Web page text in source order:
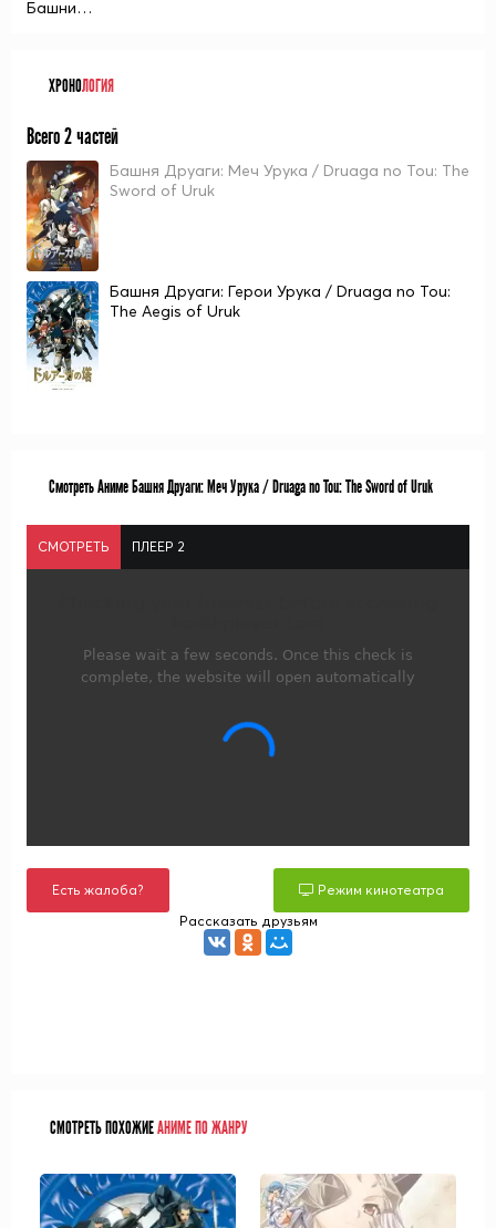
Башни…
ХРОНОЛОГИЯ
Всего 2 частей
Башня Друаги: Меч Урука / Druaga no Tou: The
Sword of Uruk
Башня Друаги: Герои Урука / Druaga no Tou:
The Aegis of Uruk
Смотреть Аниме Башня Друаги: Меч Урука / Druaga no Tou: The Sword of Uruk
СМОТРЕТЬ ПЛЕЕР 2
Есть жалоба?
Режим кинотеатра
Рассказать друзьям
СМОТРЕТЬ ПОХОЖИЕАНИМЕ ПО ЖАНРУ